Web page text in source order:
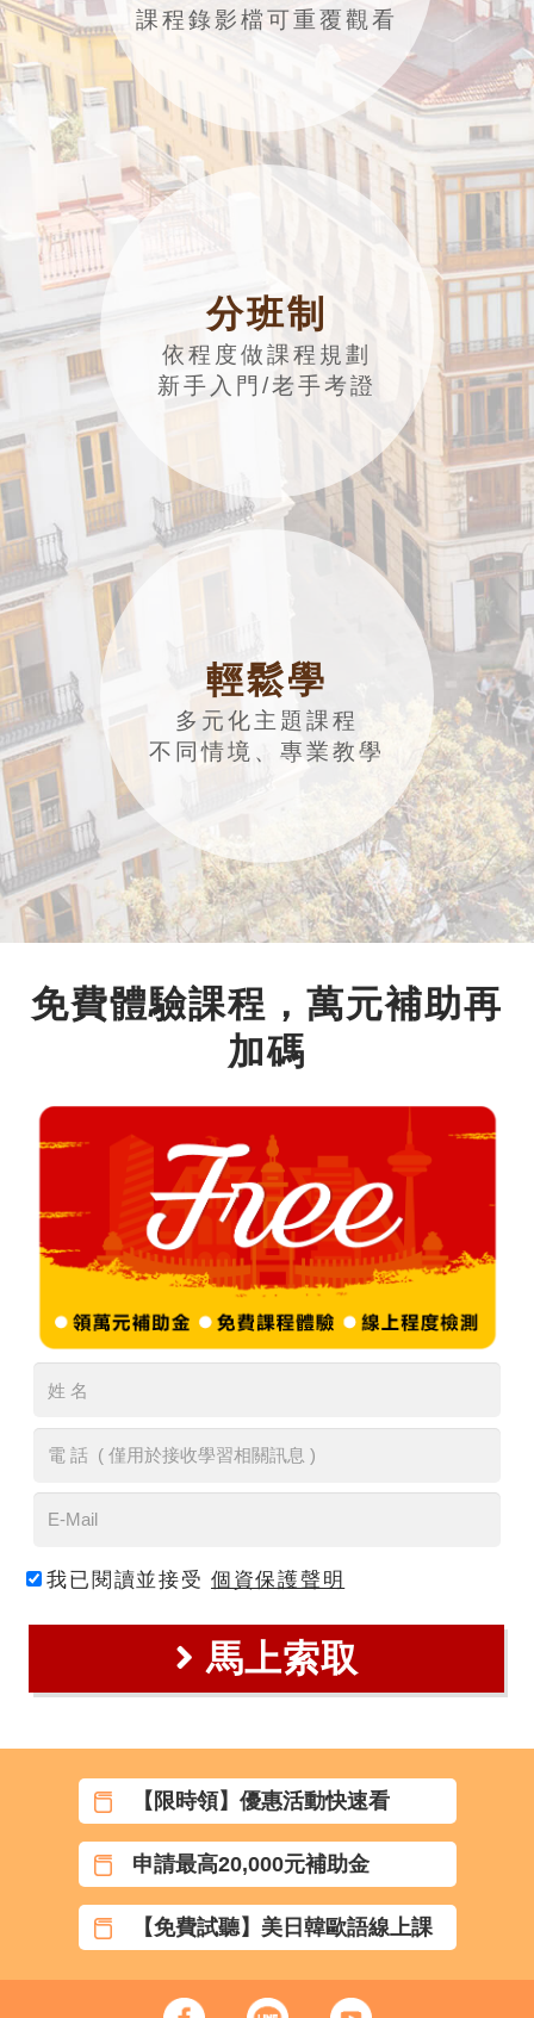
課程錄影檔可重覆觀看
分班制
依程度做課程規劃
新手入門/老手考證
輕鬆學
多元化主題課程
不同情境、專業教學
免費體驗課程，萬元補助再
加碼
我已閱讀並接受個資保護聲明
馬上索取